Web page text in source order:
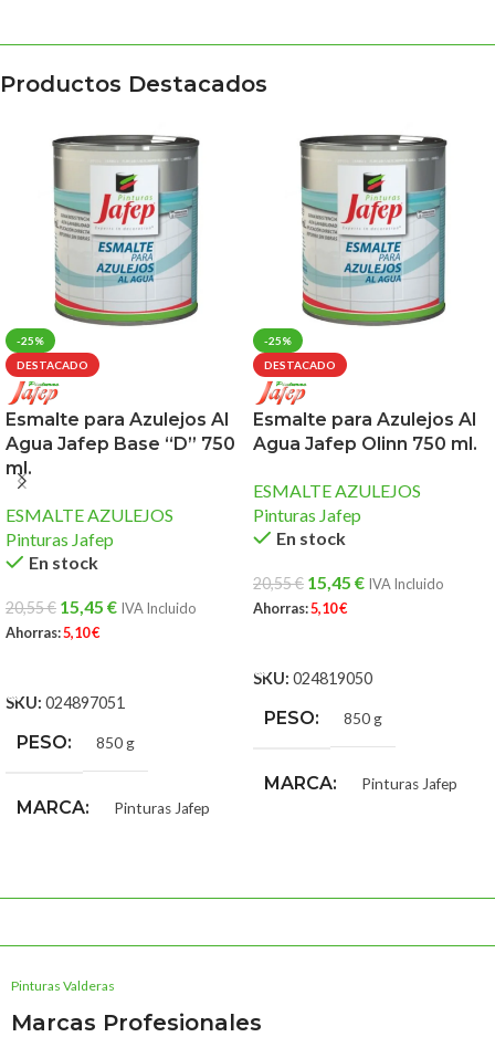
Productos Destacados
-25%
DESTACADO
Esmalte para Azulejos Al
Agua Jafep Base “D” 750
ml.
ESMALTE AZULEJOS
Pinturas Jafep
En stock
20,55€ 15,45 € IVA Incluido
Ahorras:5,10€
SKU: 024897051
PESO 850 g
MARCA Pinturas Jafep
-25%
DESTACADO
Esmalte para Azulejos Al
Agua Jafep Olinn 750 ml.
ESMALTE AZULEJOS
Pinturas Jafep
En stock
20,55€ 15,45 € IVA Incluido
Ahorras:5,10€
SKU: 024819050
PESO 850 g
MARCA Pinturas Jafep
Pinturas Valderas
Marcas Profesionales